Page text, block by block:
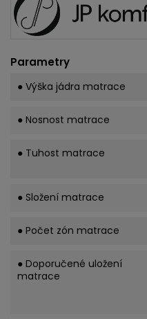
Parametry
● Výška jádra matrace
● Nosnost matrace
● Tuhost matrace
● Složení matrace
● Počet zón matrace
● Doporučené uložení
matrace